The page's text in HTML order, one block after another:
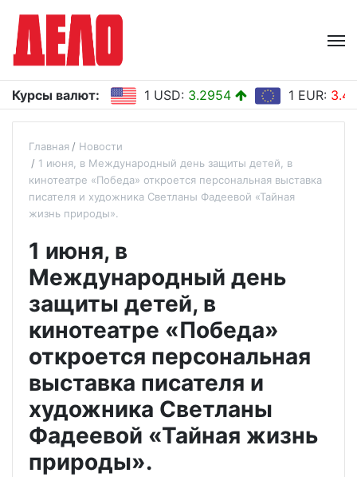
Курсы валют: 1 USD: 3.2954 1 EUR:
Главная
Новости
1 июня, в Международный день защиты детей, в
кинотеатре «Победа» откроется персональная выставка
писателя и художника Светланы Фадеевой «Тайная
жизнь природы».
1 июня, в
Международный день
защиты детей, в
кинотеатре «Победа»
откроется персональная
выставка писателя и
художника Светланы
Фадеевой «Тайная жизнь
природы».